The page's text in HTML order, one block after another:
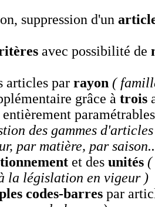
suppression d'un
avec possibilité de
articles par rayon (
grâce à trois
entièrement paramétrables
des gammes
par matière, par
et des unités (
la législation en vigeur )
codes-barres par